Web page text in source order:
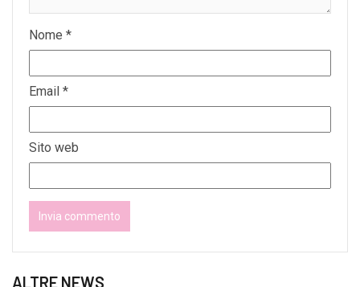
Nome *
Email *
Sito web
ALTRE NEWS